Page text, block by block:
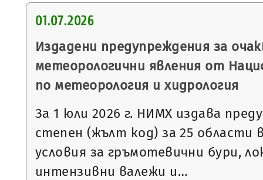
01.07.2026
Издадени предупреждения за
метеорологични явления от
по метеорология и хидрология
За 1 юли 2026 г. НИМХ издава
степен (жълт код) за 25 области
условия за гръмотевични бури,
интензивни валежи и…